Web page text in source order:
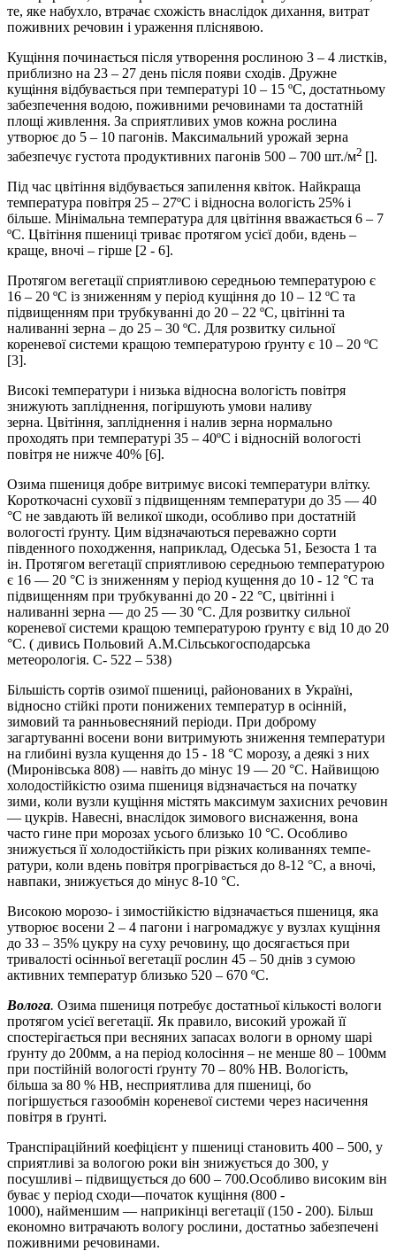
те, яке набухло, втрачає схожість внаслідок дихання, витрат
поживних речовин і ураження пліснявою.
Кущіння починається після утворення рослиною 3 – 4 листків,
приблизно на 23 – 27 день після появи сходів. Дружне
кущіння відбувається при температурі 10 – 15 ºС, достатньому
забезпечення водою, поживними речовинами та достатній
площі живлення. За сприятливих умов кожна рослина
утворює до 5 – 10 пагонів. Максимальний урожай зерна
забезпечує густота продуктивних пагонів 500 – 700 шт./м2 [].
Під час цвітіння відбувається запилення квіток. Найкраща
температура повітря 25 – 27ºС і відносна вологість 25% і
більше. Мінімальна температура для цвітіння вважається 6 – 7
ºС. Цвітіння пшениці триває протягом усієї доби, вдень –
краще, вночі – гірше [2 - 6].
Протягом вегетації сприятливою середньою температурою є
16 – 20 ºС із зниженням у період кущіння до 10 – 12 ºС та
підвищенням при трубкуванні до 20 – 22 ºС, цвітінні та
наливанні зерна – до 25 – 30 ºС. Для розвитку сильної
кореневої системи кращою температурою ґрунту є 10 – 20 ºС
[3].
Високі температури і низька відносна вологість повітря
знижують запліднення, погіршують умови наливу
зерна. Цвітіння, запліднення і налив зерна нормально
проходять при температурі 35 – 40ºС і відносній вологості
повітря не нижче 40% [6].
Озима пшениця добре витримує високі температури влітку.
Короткочасні суховії з підвищенням температури до 35 — 40
°С не за­вдають їй великої шкоди, особливо при достатній
вологості ґрунту. Цим відзначаються переважно сорти
південного походження, на­приклад, Одеська 51, Безоста 1 та
ін. Протягом вегетації сприятли­вою середньою температурою
є 16 — 20 °С із зниженням у період ку­щення до 10 - 12 °С та
підвищенням при трубкуванні до 20 - 22 °С, цвітінні і
наливанні зерна — до 25 — 30 °С. Для розвитку сильної
кореневої системи кращою температурою ґрунту є від 10 до 20
°С. ( дивись Польовий А.М.Сільськогосподарська
метеорологія. С- 522 – 538)
Більшість сортів озимої пшениці, районова­них в Україні,
відносно стійкі проти понижених температур в осін­ній,
зимовий та ранньовесняний періоди. При доброму
загартуванні восени вони витримують зниження температури
на глибині вузла кущення до 15 - 18 °С морозу, а деякі з них
(Миронівська 808) — навіть до мінус 19 — 20 °С. Найвищою
холодостійкістю озима пшени­ця відзначається на початку
зими, коли вузли кущіння містять ма­ксимум захисних речовин
— цукрів. Навесні, внаслідок зимового виснаження, вона
часто гине при морозах усього близько 10 °С. Осо­бливо
знижується її холодостійкість при різких коливаннях темпе­
ратури, коли вдень повітря прогрівається до 8-12 °С, а вночі,
на­впаки, знижується до мінус 8-10 °С.
Високою морозо- і зимостійкістю відзначається пшениця, яка
утворює восени 2 – 4 пагони і нагромаджує у вузлах кущіння
до 33 – 35% цукру на суху речовину, що досягається при
тривалості осінньої вегетації рослин 45 – 50 днів з сумою
активних температур близько 520 – 670 ºС.
Волога. Озима пшениця потребує достатньої кількості вологи
протягом усієї вегетації. Як правило, високий урожай її
спостерігається при весняних запасах вологи в орному шарі
ґрунту до 200мм, а на період колосіння – не менше 80 – 100мм
при постійній вологості ґрунту 70 – 80% НВ. Вологість,
більша за 80 % НВ, несприятлива для пшениці, бо
погіршується газообмін кореневої системи через насичення
повітря в ґрунті.
Транспіраційний коефіцієнт у пшениці становить 400 – 500, у
сприятливі за вологою роки він знижується до 300, у
посушливі – підвищується до 600 – 700.Особливо високим він
буває у період схо­ди—початок кущіння (800 -
1000), найменшим — наприкінці ве­гетації (150 - 200). Більш
економно витрачають вологу рослини, до­статньо забезпечені
поживними речовинами.